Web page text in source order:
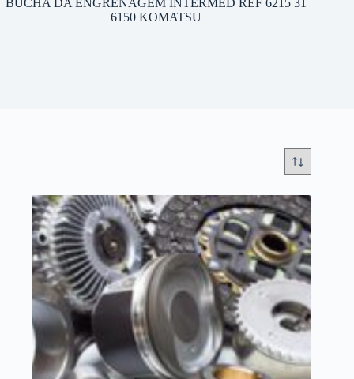
BUCHA DA ENGRENAGEM INTERMED REF 6215 31
6150 KOMATSU